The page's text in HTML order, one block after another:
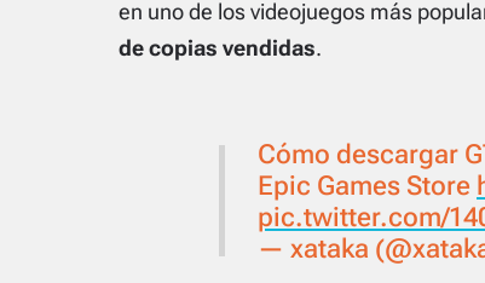
en uno de los videojuegos más
de copias vendidas.
Cómo descargar
Epic Games Store
pic.twitter.com/
— xataka